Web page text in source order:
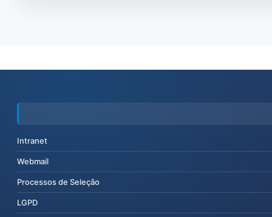
Intranet
Webmail
Processos de Seleção
LGPD